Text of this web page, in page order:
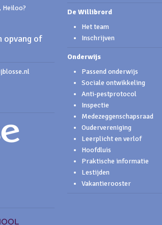
Heiloo?
opvang of
De Willibrord
Het team
Inschrijven
Onderwijs
Passend onderwijs
Sociale ontwikkeling
Anti-pestprotocol
Inspectie
Medezeggenschapsraad
Oudervereniging
Leerplicht en verlof
Hoofdluis
Praktische informatie
Lestijden
Vakantierooster